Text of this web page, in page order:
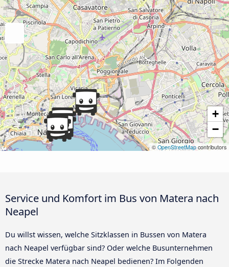
+
−
© OpenStreetMap contributors
Service und Komfort im Bus von Matera nach
Neapel
Du willst wissen, welche Sitzklassen in Bussen von Matera
nach Neapel verfügbar sind? Oder welche Busunternehmen
die Strecke Matera nach Neapel bedienen? Im Folgenden